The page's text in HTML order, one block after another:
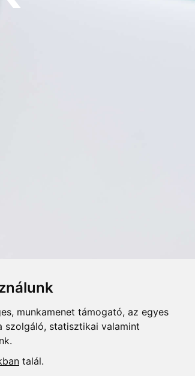
munkamenet támogató, az egyes
szolgáló, statisztikai valamint
talál.